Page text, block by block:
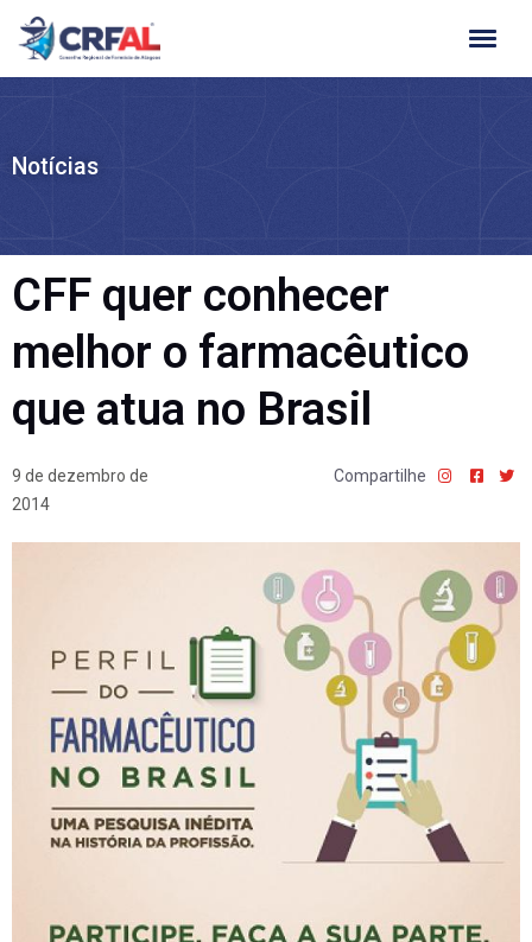
Ir
para
Notícias
CFF quer conhecer
melhor o farmacêutico
que atua no Brasil
9 de dezembro de
2014
Compartilhe